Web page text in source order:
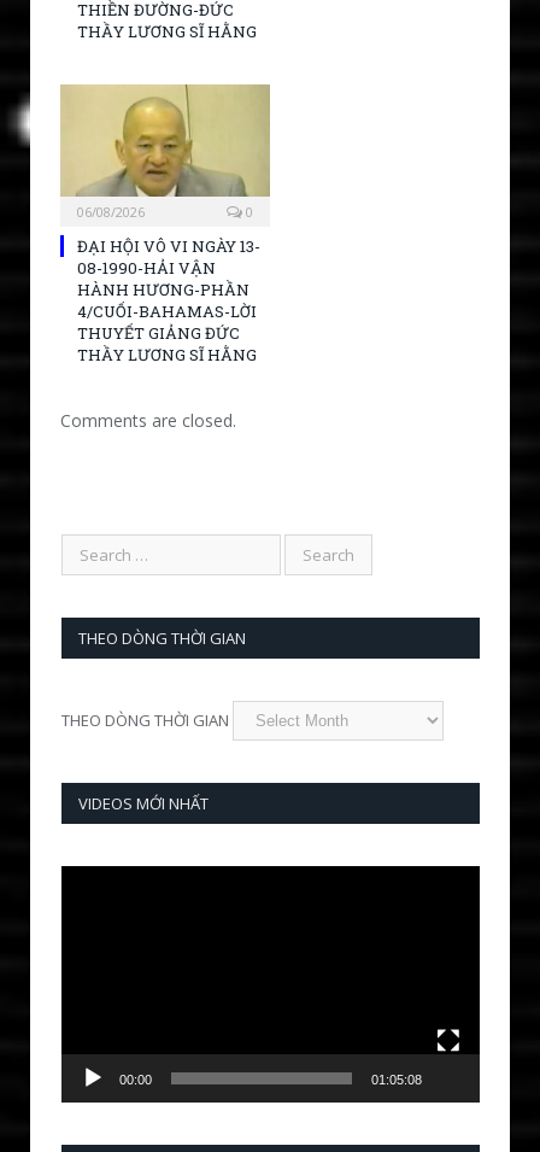
THIỀN ĐƯỜNG-ĐỨC
THẦY LƯƠNG SĨ HẰNG
06/08/2026 0
ĐẠI HỘI VÔ VI NGÀY 13-
08-1990-HẢI VẬN
HÀNH HƯƠNG-PHẦN
4/CUỐI-BAHAMAS-LỜI
THUYẾT GIẢNG ĐỨC
THẦY LƯƠNG SĨ HẰNG
Comments are closed.
THEO DÒNG THỜI GIAN
THEO DÒNG THỜI GIAN
VIDEOS MỚI NHẤT
00:00 01:05:08